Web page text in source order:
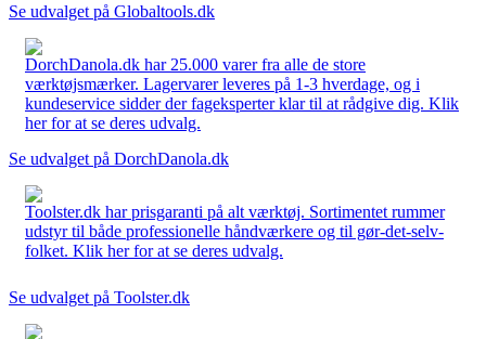
Se udvalget på Globaltools.dk
DorchDanola.dk har 25.000 varer fra alle de store
værktøjsmærker. Lagervarer leveres på 1-3 hverdage, og i
kundeservice sidder der fageksperter klar til at rådgive dig. Klik
her for at se deres udvalg.
Se udvalget på DorchDanola.dk
Toolster.dk har prisgaranti på alt værktøj. Sortimentet rummer
udstyr til både professionelle håndværkere og til gør-det-selv-
folket. Klik her for at se deres udvalg.
Se udvalget på Toolster.dk